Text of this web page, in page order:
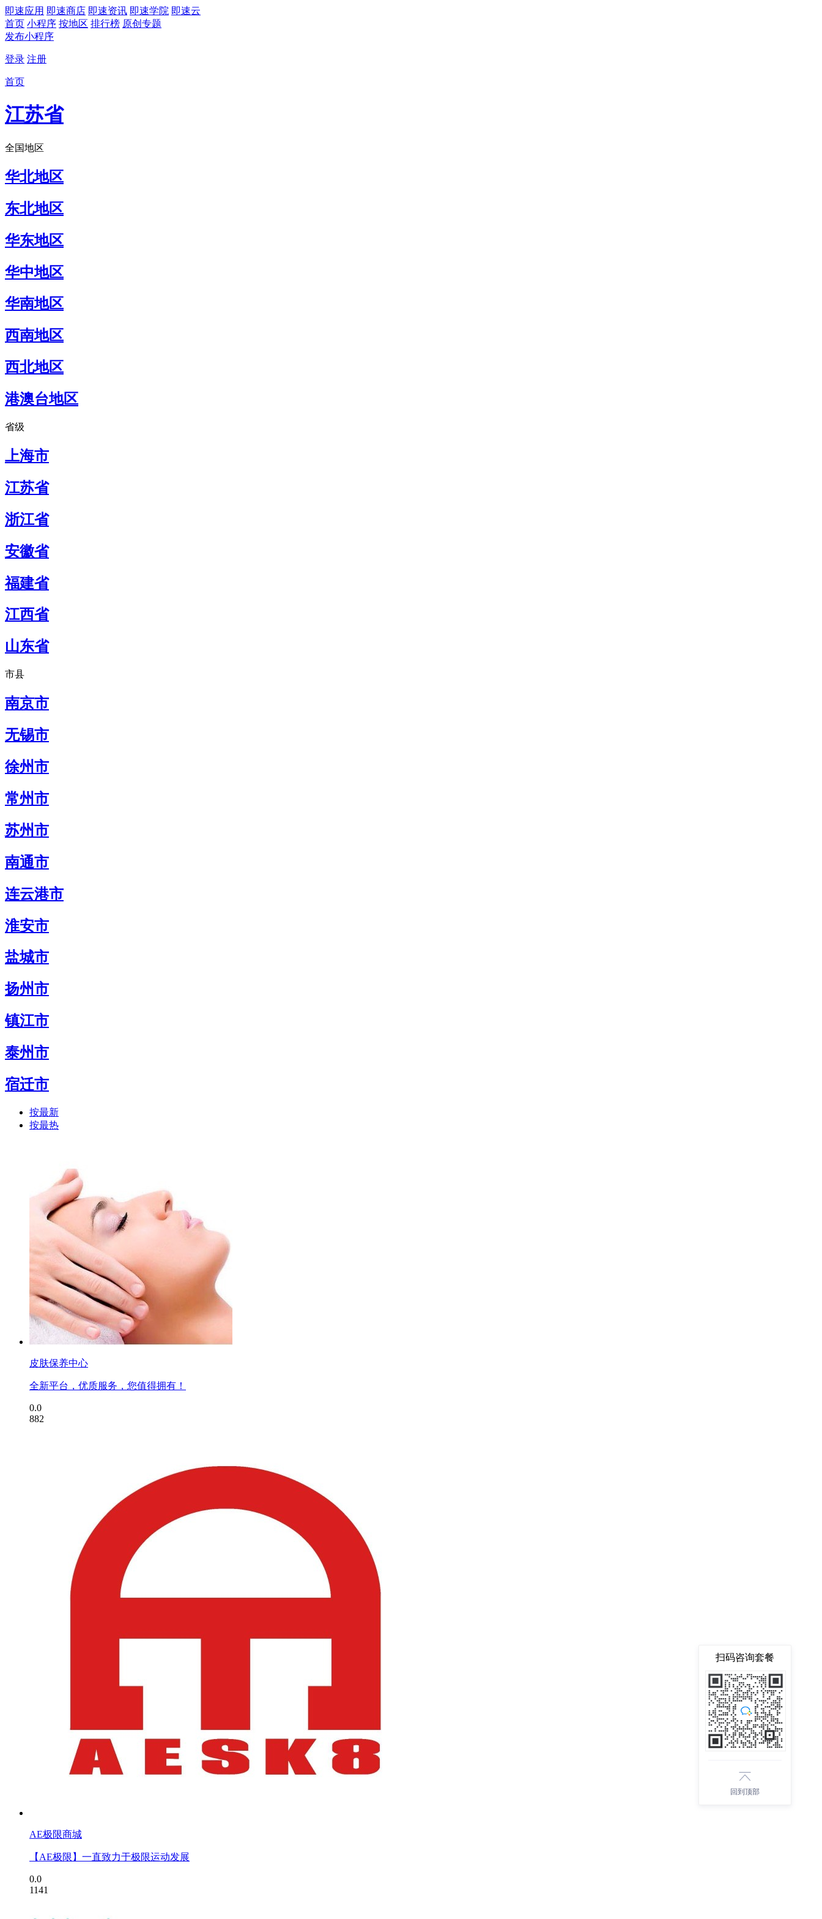
即速应用 即速商店 即速资讯 即速学院 即速云
首页 小程序 按地区 排行榜 原创专题
发布小程序
登录 注册
首页
江苏省
全国地区
华北地区
东北地区
华东地区
华中地区
华南地区
西南地区
西北地区
港澳台地区
省级
上海市
江苏省
浙江省
安徽省
福建省
江西省
山东省
市县
南京市
无锡市
徐州市
常州市
苏州市
南通市
连云港市
淮安市
盐城市
扬州市
镇江市
泰州市
宿迁市
按最新
按最热
皮肤保养中心
全新平台，优质服务，您值得拥有！
0.0
882
AE极限商城
【AE极限】一直致力于极限运动发展
0.0
1141
扫码咨询套餐
回到顶部